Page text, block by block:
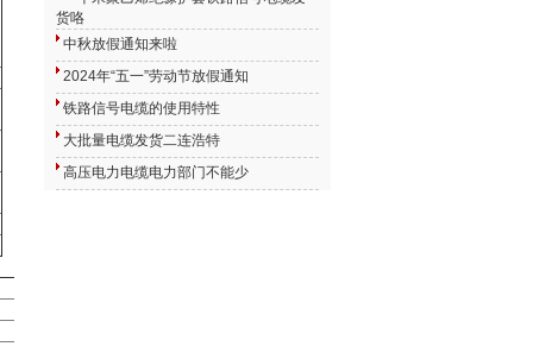
货咯
中秋放假通知来啦
2024年“五一”劳动节放假通知
铁路信号电缆的使用特性
大批量电缆发货二连浩特
高压电力电缆电力部门不能少